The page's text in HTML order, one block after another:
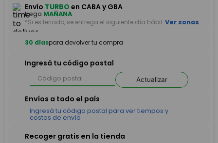
Envío TURBO en CABA y GBA
Llega MAÑANA
*Si es feriado, se entrega el siguiente día hábil. Ver zonas
30 díaspara devolver tu compra
Ingresá tu código postal
Actualizar